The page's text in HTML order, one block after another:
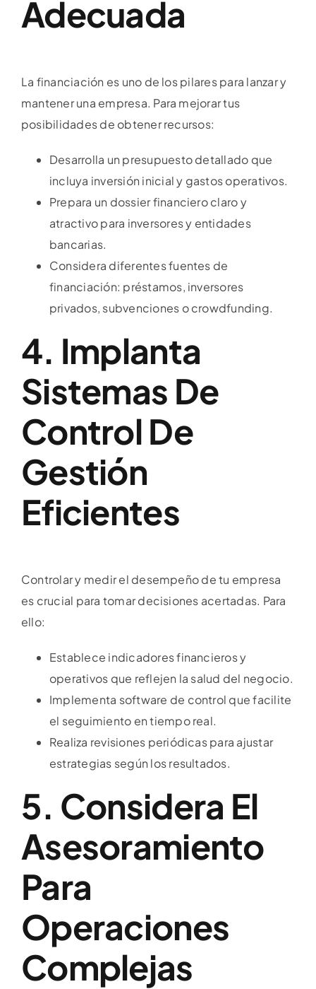
Adecuada
La financiación es uno de los pilares para lanzar y
mantener una empresa. Para mejorar tus
posibilidades de obtener recursos:
Desarrolla un presupuesto detallado que
incluya inversión inicial y gastos operativos.
Prepara un dossier financiero claro y
atractivo para inversores y entidades
bancarias.
Considera diferentes fuentes de
financiación: préstamos, inversores
privados, subvenciones o crowdfunding.
4. Implanta
Sistemas De
Control De
Gestión
Eficientes
Controlar y medir el desempeño de tu empresa
es crucial para tomar decisiones acertadas. Para
ello:
Establece indicadores financieros y
operativos que reflejen la salud del negocio.
Implementa software de control que facilite
el seguimiento en tiempo real.
Realiza revisiones periódicas para ajustar
estrategias según los resultados.
5. Considera El
Asesoramiento
Para
Operaciones
Complejas